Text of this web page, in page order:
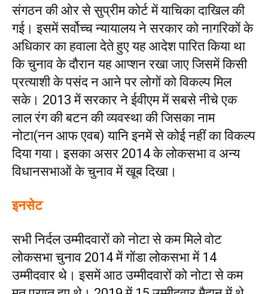
संगठन की ओर से सुप्रीम कोर्ट में याचिका दाखिल की
गई। इसमें सर्वोच्च न्यायालय ने सरकार को नागरिकों के
अधिकार का हवाला देते हुए यह आदेश पारित किया था
कि चुनाव के दौरान यह आप्शन रखा जाए जिसमें किसी
प्रत्याशी के पसंद न आने पर लोगों को विकल्प मिल
सके। 2013 में सरकार ने ईवीएम में सबसे नीचे एक
लाल रंग की बटन की व्यवस्था की जिसका नाम
नोटा(नन आफ एवब) यानि इनमें से कोई नहीं का विकल्प
दिया गया। इसका असर 2014 के लोकसभा व अन्य
विधानसभाओं के चुनाव में खूब दिखा।
इनसेट
सभी निर्दल उम्मीदवारों को नोटा से कम मिले वोट
लोकसभा चुनाव 2014 में गोंडा लोकसभा में 14
उम्मीदवार थे। इसमें आठ उम्मीदवारों को नोटा से कम